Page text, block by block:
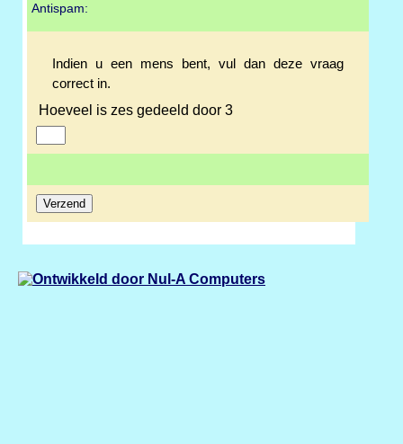
Antispam:
Indien u een mens bent, vul dan deze vraag
correct in.
Hoeveel is zes gedeeld door 3